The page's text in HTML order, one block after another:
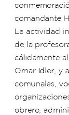
comandante
La actividad
de la
cálidamente
Omar Idler, y
comunales,
obrero,